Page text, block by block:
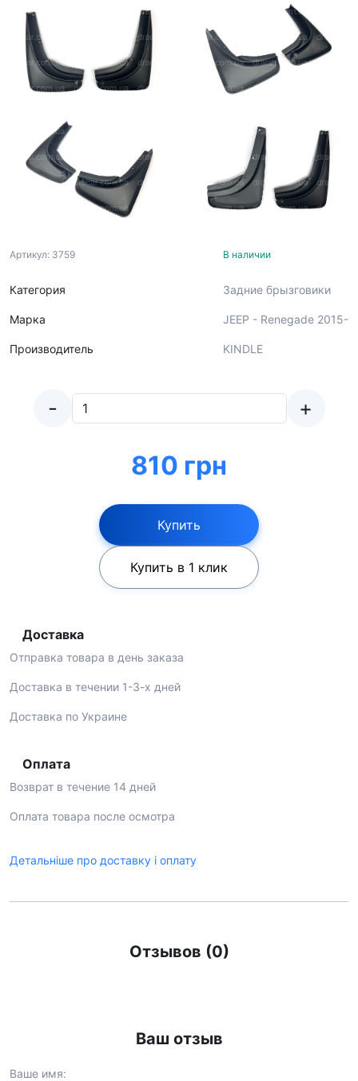
Артикул: 3759
Категория
Марка
Производитель
В наличии
Задние брызговики
JEEP - Renegade 2015-
KINDLE
- +
810 грн
Купить
Купить в 1 клик
Доставка
Отправка товара в день заказа
Доставка в течении 1-3-х дней
Доставка по Украине
Оплата
Возврат в течение 14 дней
Оплата товара после осмотра
Детальніше про доставку і оплату
Отзывов (0)
Ваш отзыв
Ваше имя: